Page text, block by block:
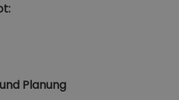
Planung